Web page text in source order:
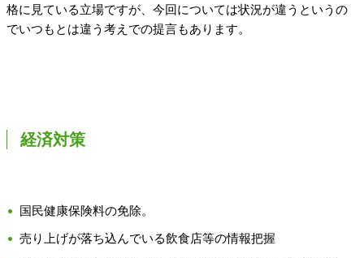
格に見ている立場ですが、今回については状況が違うというの
でいつもとは違う考えでの提言もあります。
経済対策
国民健康保険料の免除。
売り上げが落ち込んでいる飲食店等の情報把握